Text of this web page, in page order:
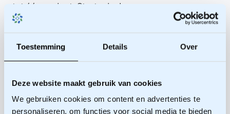
Toestemming Details Over
Deze website maakt gebruik van cookies
We gebruiken cookies om content en advertenties te
personaliseren, om functies voor social media te bieden
tot één project. Strategisch
omgevingsmanagement groeide uit tot een
bredere manier van werken binnen het
Havenbedrijf, gericht op duurzame relaties en
een blijvende ‘license to grow’, een gegunde
samenwerking centraal te stellen, ontstond
ruimte om zowel economische ambities als